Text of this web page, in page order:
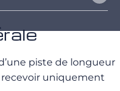
piste de longueur
uniquement